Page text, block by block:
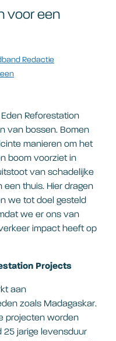
voor een
Redactie
Reforestation
van bossen. Bomen
manieren om het
boom voorziet in
van schadelijke
thuis. Hier dragen
we tot doel gesteld
we er ons van
impact heeft op
Projects
aan
zoals Madagaskar.
projecten worden
25 jarige levensduur